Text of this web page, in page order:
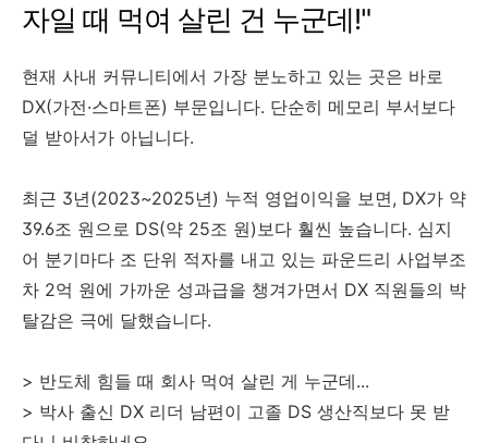
자일 때 먹여 살린 건 누군데!"
현재 사내 커뮤니티에서 가장 분노하고 있는 곳은 바로
DX(가전·스마트폰) 부문입니다. 단순히 메모리 부서보다
덜 받아서가 아닙니다.
최근 3년(2023~2025년) 누적 영업이익을 보면, DX가 약
39.6조 원으로 DS(약 25조 원)보다 훨씬 높습니다. 심지
어 분기마다 조 단위 적자를 내고 있는 파운드리 사업부조
차 2억 원에 가까운 성과급을 챙겨가면서 DX 직원들의 박
탈감은 극에 달했습니다.
> 반도체 힘들 때 회사 먹여 살린 게 누군데...
> 박사 출신 DX 리더 남편이 고졸 DS 생산직보다 못 받